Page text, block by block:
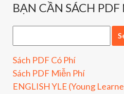
BẠN CẦN SÁCH PDF
Sách PDF Có Phí
Sách PDF Miễn Phí
ENGLISH YLE (Young